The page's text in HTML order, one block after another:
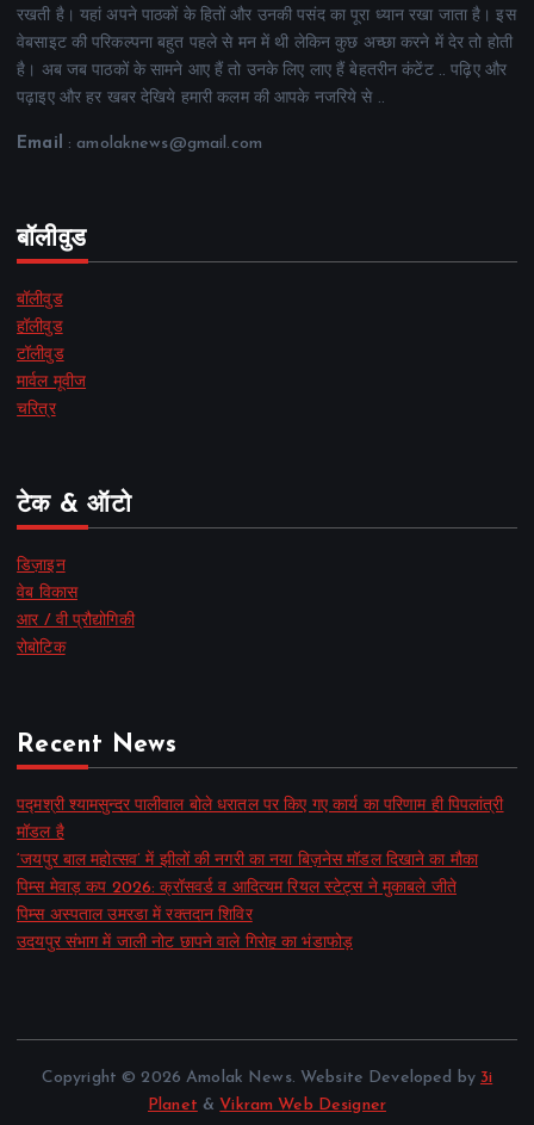
रखती है। यहां अपने पाठकों के हितों और उनकी पसंद का पूरा ध्यान रखा जाता है। इस
वेबसाइट की परिकल्पना बहुत पहले से मन में थी लेकिन कुछ अच्छा करने में देर तो होती
है। अब जब पाठकों के सामने आए हैं तो उनके लिए लाए हैं बेहतरीन कंटेंट .. पढ़िए और
पढ़ाइए और हर खबर देखिये हमारी कलम की आपके नजरिये से ..
Email : amolaknews@gmail.com
बॉलीवुड
बॉलीवुड
हॉलीवुड
टॉलीवुड
मार्वल मूवीज
चरित्र
टेक & ऑटो
डिज़ाइन
वेब विकास
आर / वी प्रौद्योगिकी
रोबोटिक
Recent News
पद्मश्री श्यामसुन्दर पालीवाल बोले धरातल पर किए गए कार्य का परिणाम ही पिपलांत्री
मॉडल है
‘जयपुर बाल महोत्सव’ में झीलों की नगरी का नया बिज़नेस मॉडल दिखाने का मौका
पिम्स मेवाड़ कप 2026: क्रॉसवर्ड व आदित्यम रियल स्टेट्स ने मुकाबले जीते
पिम्स अस्पताल उमरडा में रक्तदान शिविर
उदयपुर संभाग में जाली नोट छापने वाले गिरोह का भंडाफोड़
Copyright © 2026 Amolak News. Website Developed by 3i
Planet &Vikram Web Designer